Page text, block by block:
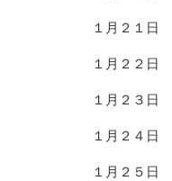
１月２１日
１月２２日
１月２３日
１月２４日
１月２５日